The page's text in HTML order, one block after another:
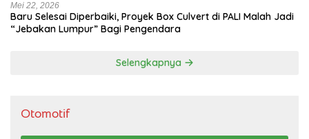
Mei 22, 2026
Baru Selesai Diperbaiki, Proyek Box Culvert di PALI Malah Jadi
“Jebakan Lumpur” Bagi Pengendara
Selengkapnya
Otomotif